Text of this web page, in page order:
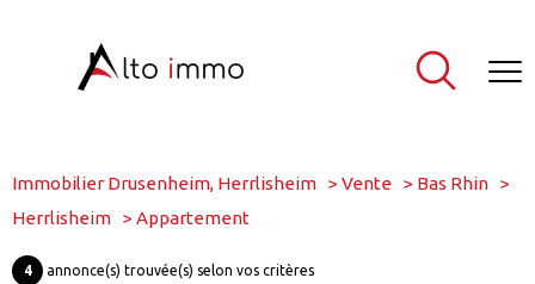
Immobilier Drusenheim, Herrlisheim Vente
Bas Rhin
Herrlisheim
Appartement
4 annonce(s) trouvée(s) selon vos critères